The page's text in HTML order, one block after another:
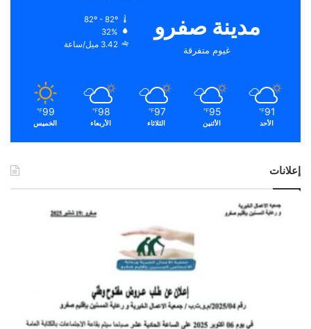
مدينة صفرو
غيوم متفرقة
82º - 82º
32%
3.42 ميل/ساعة
91
℉
الأحد
95
℉
الأثنين
97
℉
الثلاثاء
98
℉
الأربعاء
99
℉
الخميس
إعلانات